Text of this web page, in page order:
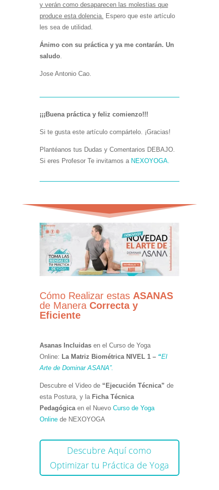
y verán como desaparecen las molestias que
produce esta dolencia. Espero que este artículo
les sea de utilidad.
Ánimo con su práctica y ya me contarán. Un
saludo.
Jose Antonio Cao.
¡¡¡Buena práctica y feliz comienzo!!!
Si te gusta este artículo compártelo. ¡Gracias!
Plantéanos tus Dudas y Comentarios DEBAJO.
Si eres Profesor Te invitamos a NEXOYOGA.
Cómo Realizar estas ASANAS
de ManeraCorrecta y
Eficiente
Asanas Incluidas en el Curso de Yoga
Online: La Matriz Biométrica NIVEL 1 – “El
Arte de Dominar ASANA”.
Descubre el Video de “Ejecución Técnica” de
esta Postura, y la Ficha Técnica
Pedagógica en el Nuevo Curso de Yoga
Online de NEXOYOGA
Descubre Aquí como
Optimizar tu Práctica de Yoga